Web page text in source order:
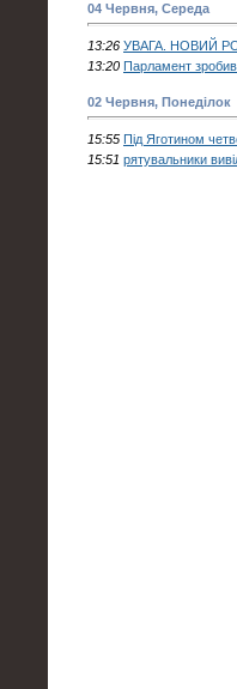
04 Червня, Середа
13:26 УВАГА. НОВИЙ
13:20 Парламент
02 Червня, Понеділок
15:55 Під Яготином
15:51 рятувальники